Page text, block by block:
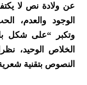
عن ولادة نص لا
الوجود والعدم،
وتكبر “على شكل
الخلاص الوحيد،
النصوص بتقنية